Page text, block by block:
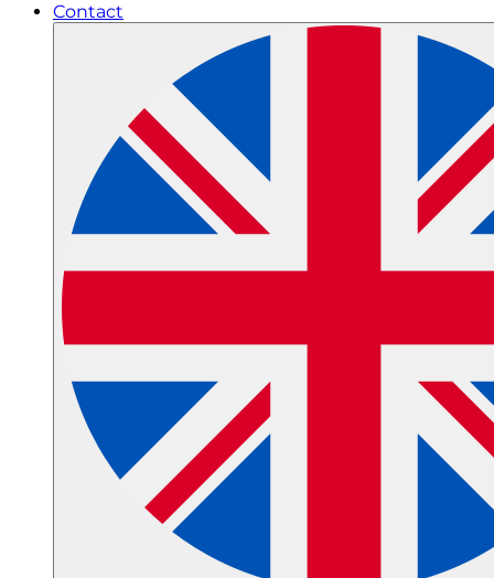
Contact